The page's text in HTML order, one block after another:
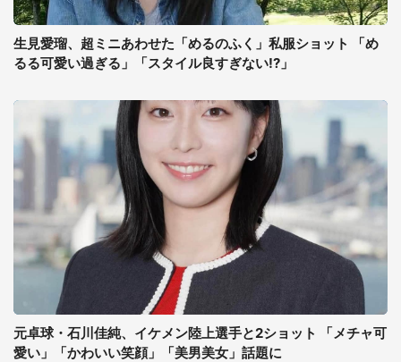
生見愛瑠、超ミニあわせた「めるのふく」私服ショット 「め
るる可愛い過ぎる」「スタイル良すぎない!?」
元卓球・石川佳純、イケメン陸上選手と2ショット 「メチャ可
愛い」「かわいい笑顔」「美男美女」話題に